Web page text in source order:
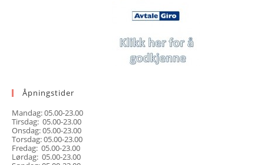
Åpningstider
Mandag: 05.00-23.00
Tirsdag: 05.00-23.00
Onsdag: 05.00-23.00
Torsdag: 05.00-23.00
Fredag: 05.00-23.00
Lørdag: 05.00-23.00